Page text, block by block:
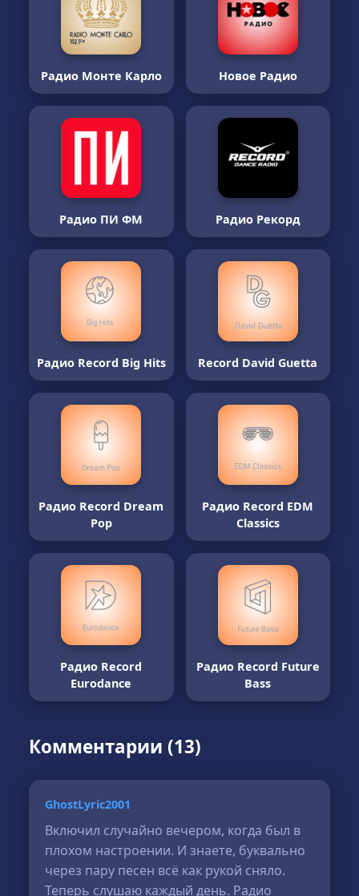
Радио Монте Карло Новое Радио
Радио ПИ ФМ Радио Рекорд
Радио Record Big Hits Record David Guetta
Радио Record Dream
Pop
Радио Record EDM
Classics
Радио Record
Eurodance
Радио Record Future
Bass
Комментарии (13)
GhostLyric2001
Включил случайно вечером, когда был в
плохом настроении. И знаете, буквально
через пару песен всё как рукой сняло.
Теперь слушаю каждый день. Радио